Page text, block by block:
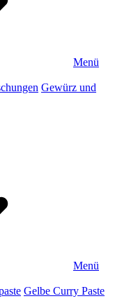
Menü
Gewürz und
Menü
Gelbe Curry Paste